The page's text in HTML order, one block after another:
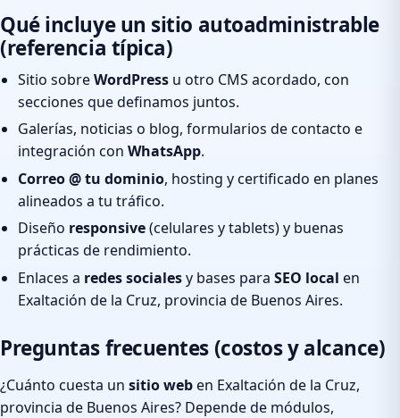
Qué incluye un sitio autoadministrable
(referencia típica)
Sitio sobreWordPress u otro CMS acordado, con
secciones que definamos juntos.
Galerías, noticias o blog, formularios de contacto e
integración con WhatsApp.
Correo @ tu dominio, hosting y certificado en planes
alineados a tu tráfico.
Diseño responsive(celulares y tablets) y buenas
prácticas de rendimiento.
Enlaces a redes socialesy bases para SEO local en
Exaltación de la Cruz, provincia de Buenos Aires.
Preguntas frecuentes (costos y alcance)
¿Cuánto cuesta un sitio weben Exaltación de la Cruz,
provincia de Buenos Aires? Depende de módulos,